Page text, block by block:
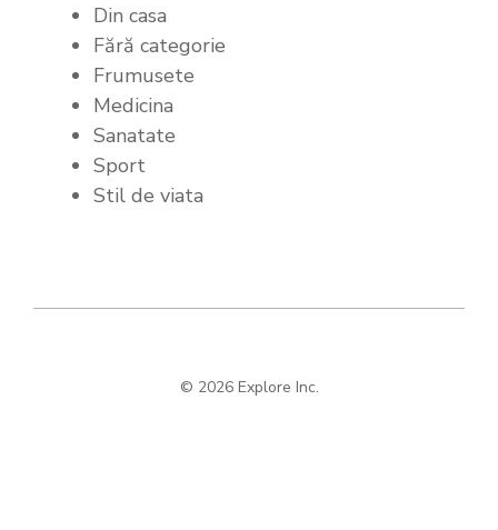
Din casa
Fără categorie
Frumusete
Medicina
Sanatate
Sport
Stil de viata
© 2026 Explore Inc.